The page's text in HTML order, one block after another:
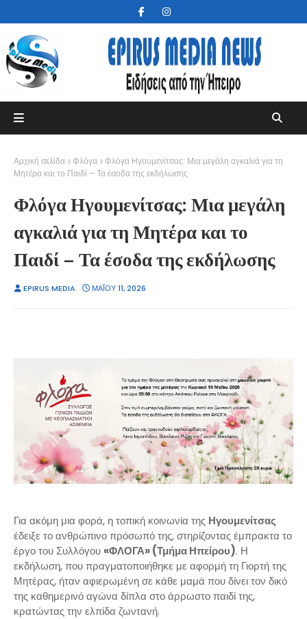
Αρχική σελίδα Φλόγα
Φλόγα Ηγουμενίτσας: Μια μεγάλη αγκαλιά για τη
Μητέρα και το Παιδί – Τα έσοδα της εκδήλωσης
Φλόγα Ηγουμενίτσας: Μια μεγάλη
αγκαλιά για τη Μητέρα και το
Παιδί – Τα έσοδα της εκδήλωσης
EPIRUS MEDIA ΜΑΪ́ΟΥ 11, 2026
Για ακόμη μια φορά, η τοπική κοινωνία της Ηγουμενίτσας
έδειξε το ανθρώπινο πρόσωπό της, στηρίζοντας έμπρακτα το
έργο του Συλλόγου «ΦΛΟΓΑ» (Τμήμα Ηπείρου). Η
εκδήλωση, που πραγματοποιήθηκε με αφορμή τη Γιορτή της
Μητέρας, ήταν αφιερωμένη σε κάθε μαμά που δίνει τον δικό
της καθημερινό αγώνα δίπλα στο άρρωστο παιδί της,
κρατώντας την ελπίδα ζωντανή.